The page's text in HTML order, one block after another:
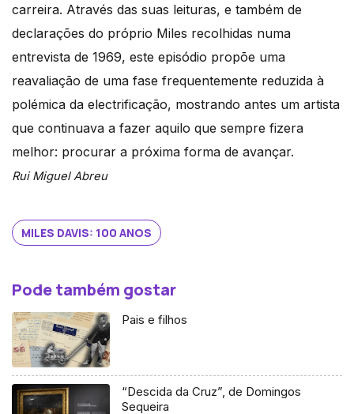
carreira. Através das suas leituras, e também de
declarações do próprio Miles recolhidas numa
entrevista de 1969, este episódio propõe uma
reavaliação de uma fase frequentemente reduzida à
polémica da electrificação, mostrando antes um artista
que continuava a fazer aquilo que sempre fizera
melhor: procurar a próxima forma de avançar.
Rui Miguel Abreu
MILES DAVIS: 100 ANOS
Pode também gostar
Pais e filhos
“Descida da Cruz”, de Domingos
Sequeira